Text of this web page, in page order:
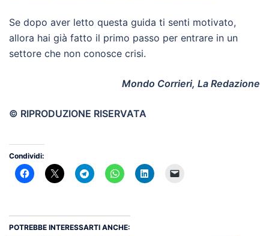
Se dopo aver letto questa guida ti senti motivato,
allora hai già fatto il primo passo per entrare in un
settore che non conosce crisi.
Mondo Corrieri, La Redazione
© RIPRODUZIONE RISERVATA
Condividi:
POTREBBE INTERESSARTI ANCHE: